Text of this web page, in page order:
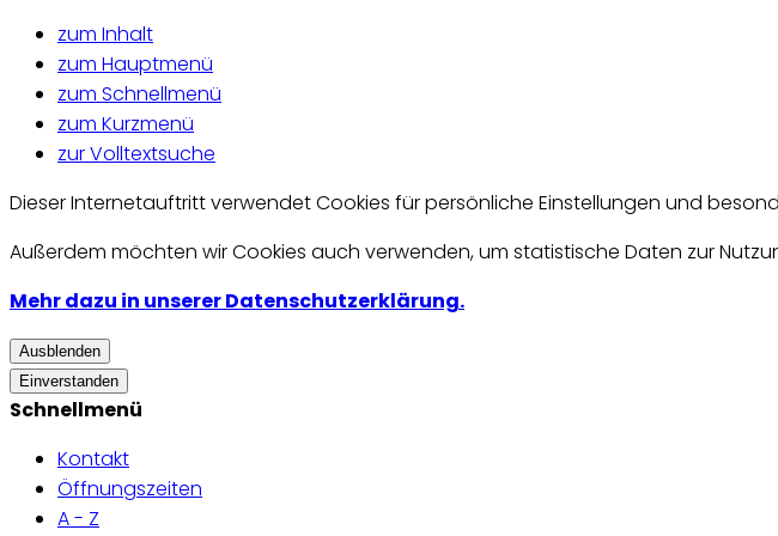
zum Inhalt
zum Hauptmenü
zum Schnellmenü
zum Kurzmenü
zur Volltextsuche
Dieser Internetauftritt verwendet Cookies für persönliche Einstellungen und
Außerdem möchten wir Cookies auch verwenden, um statistische Daten zur
Mehr dazu in unserer Datenschutzerklärung.
Ausblenden
Einverstanden
Schnellmenü
Kontakt
Öffnungszeiten
A - Z